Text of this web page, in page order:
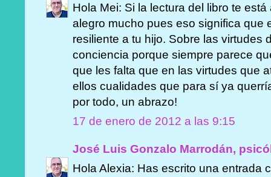
Hola Mei: Si la lectura del libro te
alegro mucho pues eso significa que
resiliente a tu hijo. Sobre las virtudes
conciencia porque siempre parece
que les falta que en las virtudes que
ellos cualidades que para sí ya
por todo, un abrazo!
17 de enero de 2012 a las 9:15
José Luis Gonzalo Marrodán,
Hola Alexia: Has escrito una entrada